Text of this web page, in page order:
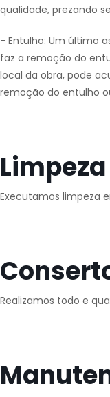
qualidade, prezando
- Entulho: Um último
faz a remoção do
local da obra, pode
remoção do entulho
Executamos limpeza
Realizamos todo e